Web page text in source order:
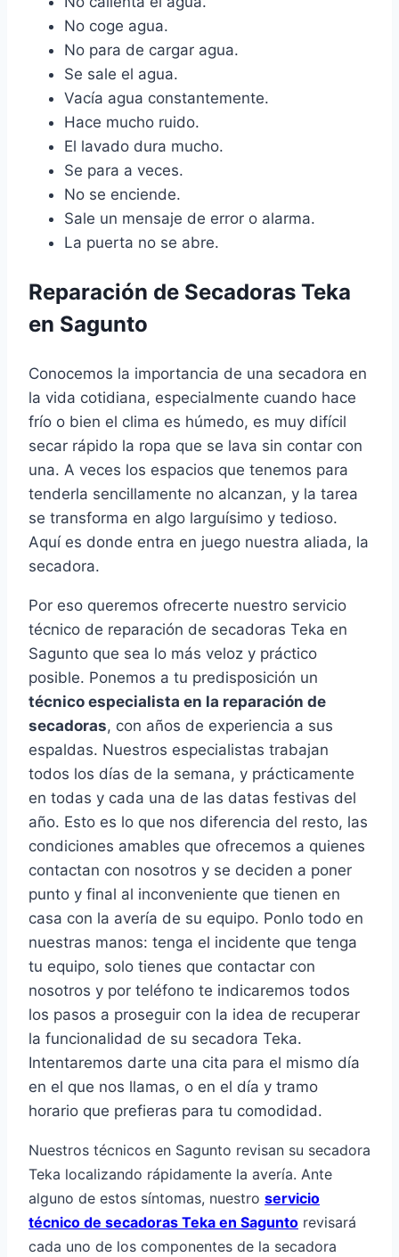
No coge agua.
No para de cargar agua.
Se sale el agua.
Vacía agua constantemente.
Hace mucho ruido.
El lavado dura mucho.
Se para a veces.
No se enciende.
Sale un mensaje de error o alarma.
La puerta no se abre.
Reparación de Secadoras Teka
en Sagunto
Conocemos la importancia de una secadora en
la vida cotidiana, especialmente cuando hace
frío o bien el clima es húmedo, es muy difícil
secar rápido la ropa que se lava sin contar con
una. A veces los espacios que tenemos para
tenderla sencillamente no alcanzan, y la tarea
se transforma en algo larguísimo y tedioso.
Aquí es donde entra en juego nuestra aliada, la
secadora.
Por eso queremos ofrecerte nuestro servicio
técnico de reparación de secadoras Teka en
Sagunto que sea lo más veloz y práctico
posible. Ponemos a tu predisposición un
técnico especialista en la reparación de
secadoras, con años de experiencia a sus
espaldas. Nuestros especialistas trabajan
todos los días de la semana, y prácticamente
en todas y cada una de las datas festivas del
año. Esto es lo que nos diferencia del resto, las
condiciones amables que ofrecemos a quienes
contactan con nosotros y se deciden a poner
punto y final al inconveniente que tienen en
casa con la avería de su equipo. Ponlo todo en
nuestras manos: tenga el incidente que tenga
tu equipo, solo tienes que contactar con
nosotros y por teléfono te indicaremos todos
los pasos a proseguir con la idea de recuperar
la funcionalidad de su secadora Teka.
Intentaremos darte una cita para el mismo día
en el que nos llamas, o en el día y tramo
horario que prefieras para tu comodidad.
Nuestros técnicos en Sagunto revisan su secadora
Teka localizando rápidamente la avería. Ante
alguno de estos síntomas, nuestro servicio
técnico de secadoras Teka en Sagunto revisará
cada uno de los componentes de la secadora